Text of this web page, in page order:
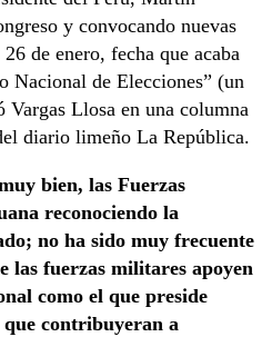
y convocando nuevas
de enero, fecha que acaba
Nacional de Elecciones” (un
Llosa en una columna
diario limeño La República.
bien, las Fuerzas
reconociendo la
no ha sido muy frecuente
las fuerzas militares apoyen
como el que preside
contribuyeran a